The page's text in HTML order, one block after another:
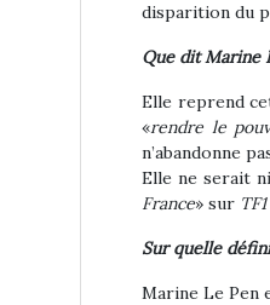
disparition du
Que dit Marine
Elle reprend
«rendre le
n’abandonne
Elle ne serait
France» sur TF1
Sur quelle
Marine Le Pen